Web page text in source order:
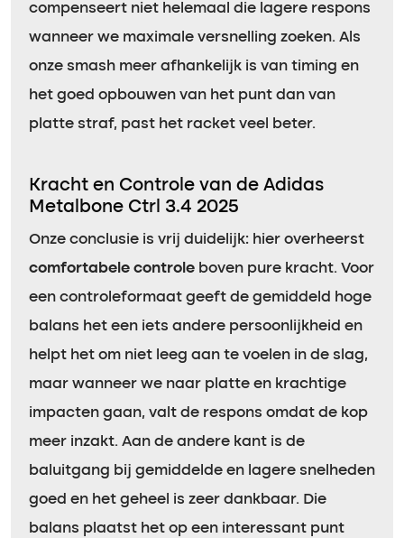
compenseert niet helemaal die lagere respons
wanneer we maximale versnelling zoeken. Als
onze smash meer afhankelijk is van timing en
het goed opbouwen van het punt dan van
platte straf, past het racket veel beter.
Kracht en Controle van de Adidas
Metalbone Ctrl 3.4 2025
Onze conclusie is vrij duidelijk: hier overheerst
comfortabele controle boven pure kracht. Voor
een controleformaat geeft de gemiddeld hoge
balans het een iets andere persoonlijkheid en
helpt het om niet leeg aan te voelen in de slag,
maar wanneer we naar platte en krachtige
impacten gaan, valt de respons omdat de kop
meer inzakt. Aan de andere kant is de
baluitgang bij gemiddelde en lagere snelheden
goed en het geheel is zeer dankbaar. Die
balans plaatst het op een interessant punt